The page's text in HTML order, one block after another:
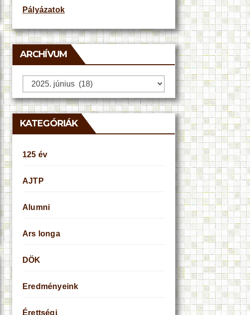
Pályázatok
ARCHÍVUM
Archívum
KATEGÓRIÁK
125 év
AJTP
Alumni
Ars longa
DÖK
Eredményeink
Érettségi